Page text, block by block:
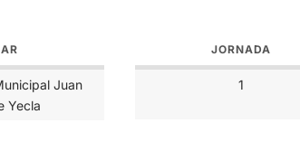
Juan
Yecla
JORNADA
1